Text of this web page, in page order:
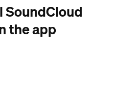
SoundCloud
the app